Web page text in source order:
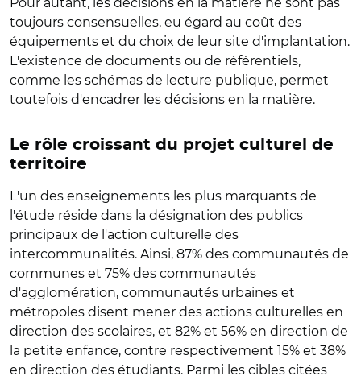
toujours consensuelles, eu égard au coût des
équipements et du choix de leur site d'implantation.
L'existence de documents ou de référentiels,
comme les schémas de lecture publique, permet
toutefois d'encadrer les décisions en la matière.
Le rôle croissant du projet culturel de
territoire
L'un des enseignements les plus marquants de
l'étude réside dans la désignation des publics
principaux de l'action culturelle des
intercommunalités. Ainsi, 87% des communautés de
communes et 75% des communautés
d'agglomération, communautés urbaines et
métropoles disent mener des actions culturelles en
direction des scolaires, et 82% et 56% en direction de
la petite enfance, contre respectivement 15% et 38%
en direction des étudiants. Parmi les cibles citées